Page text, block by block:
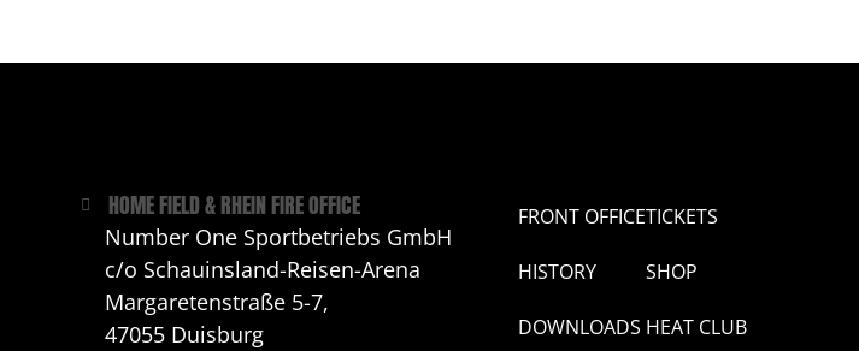
HOME FIELD & RHEIN FIRE OFFICE
Number One Sportbetriebs GmbH
c/o Schauinsland-Reisen-Arena
Margaretenstraße 5-7,
47055 Duisburg
FRONT OFFICE
HISTORY
DOWNLOADS
TICKETS
SHOP
HEAT CLUB